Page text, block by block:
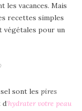
vacances. Mais
recettes simples
végétales pour un
sont les pires
d‘hydrater votre peau